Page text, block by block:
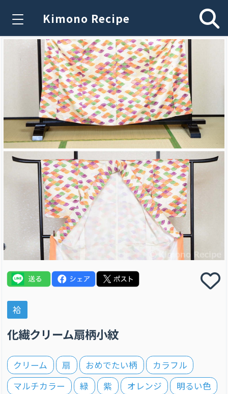
Kimono Recipe
袷
化繊クリーム扇柄小紋
クリーム 扇 おめでたい柄
カラフル
マルチカラー
緑 紫 オレンジ
明るい色